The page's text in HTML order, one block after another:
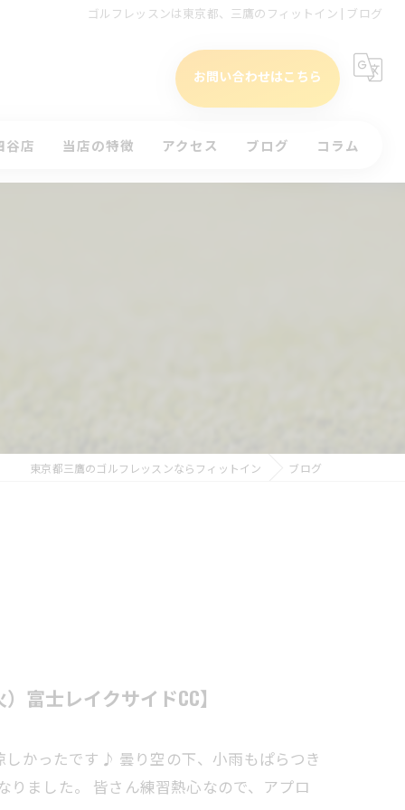
ゴルフレッスンは東京都、三鷹のフィットイン | ブログ
お問い合わせはこちら
谷店 当店の特徴 アクセス ブログ コラム
東京都三鷹のゴルフレッスンならフィットイン ブログ
富士レイクサイドCC】
しかったです♪ 曇り空の下、小雨もぱらつき
りました。 皆さん練習熱心なので、アプロ